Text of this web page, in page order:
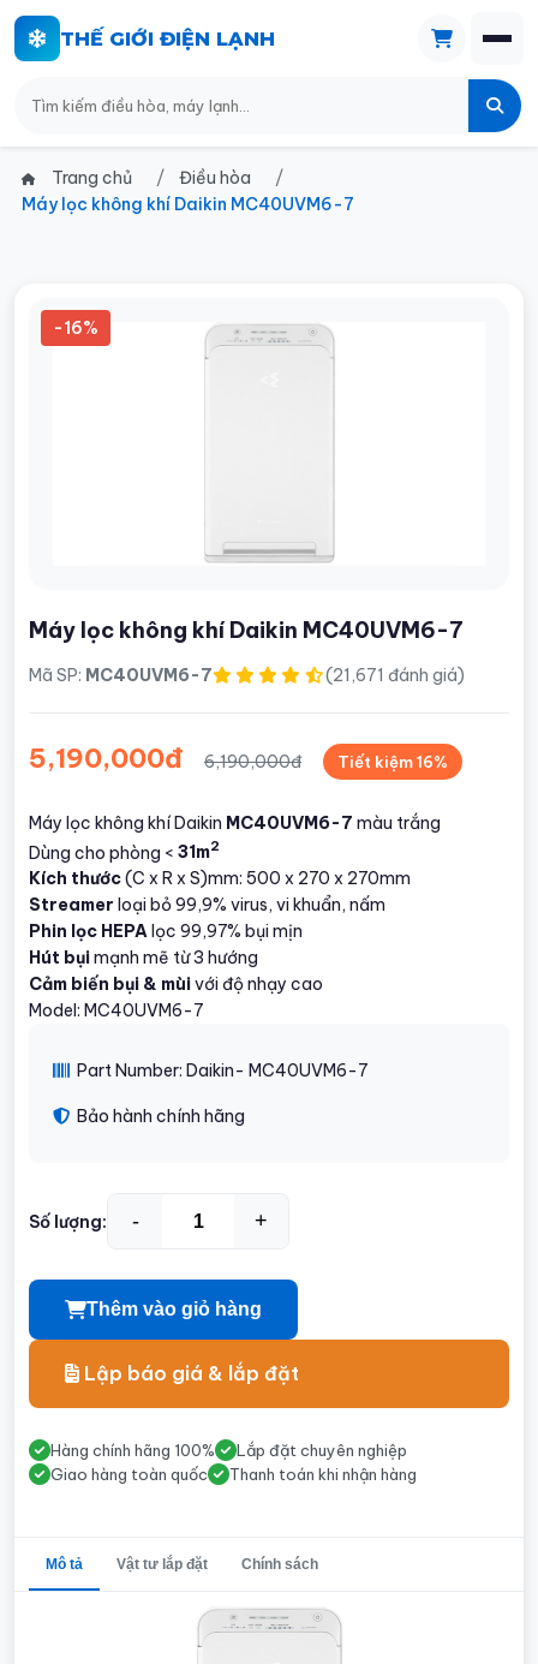
THẾ GIỚI ĐIỆN LẠNH
Trang chủ
Điều hòa
Máy lọc không khí Daikin MC40UVM6-7
-16%
Máy lọc không khí Daikin MC40UVM6-7
Mã SP: MC40UVM6-7 (21,671 đánh giá)
5,190,000đ 6,190,000đ Tiết kiệm 16%
Máy lọc không khí Daikin MC40UVM6-7 màu trắng
Dùng cho phòng < 31m2
Kích thước(C x R x S)mm: 500 x 270 x 270mm
Streamer loại bỏ 99,9% virus, vi khuẩn, nấm
Phin lọc HEPAlọc 99,97% bụi mịn
Hút bụimạnh mẽ từ 3 hướng
Cảm biến bụi & mùivới độ nhạy cao
Model: MC40UVM6-7
Part Number: Daikin- MC40UVM6-7
Bảo hành chính hãng
Số lượng: - +
Thêm vào giỏ hàng
Lập báo giá & lắp đặt
Hàng chính hãng 100%
Lắp đặt chuyên nghiệp
Giao hàng toàn quốc
Thanh toán khi nhận hàng
Mô tả Vật tư lắp đặt Chính sách